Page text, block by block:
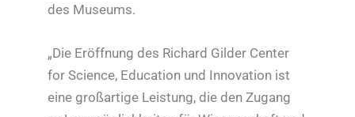
des Museums.
„Die Eröffnung des Richard Gilder Center
for Science, Education und Innovation ist
eine großartige Leistung, die den Zugang